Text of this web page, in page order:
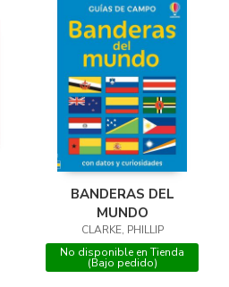
BANDERAS DEL
MUNDO
CLARKE, PHILLIP
No disponible en Tienda
(Bajo pedido)